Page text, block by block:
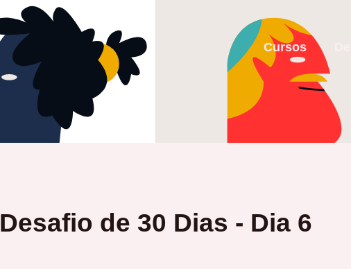
Cursos
Desafio de 30 Dias - Dia 6